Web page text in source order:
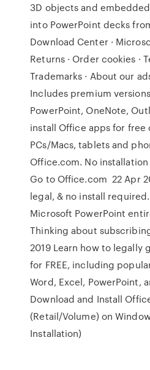
3D objects and
into PowerPoint decks
Download Center ·
Returns · Order cookies ·
Trademarks · About our
Includes premium
PowerPoint, OneNote,
install Office apps for free
PCs/Macs, tablets and
Office.com. No
Go to Office.com 22 Apr
legal, & no install
Microsoft PowerPoint
Thinking about
2019 Learn how to legally
for FREE, including
Word, Excel, PowerPoint,
Download and Install
(Retail/Volume) on
Installation)